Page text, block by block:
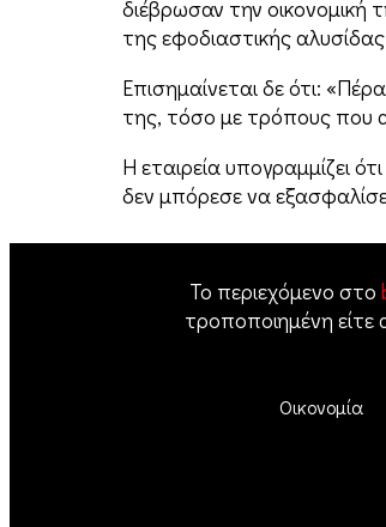
διέβρωσαν την
της εφοδιαστικής
Επισημαίνεται δε ότι:
της, τόσο με τρόπους που
Η εταιρεία υπογραμμίζει
δεν μπόρεσε να
Το περιεχόμενο στο
τροποποιημένη
Οικονομία